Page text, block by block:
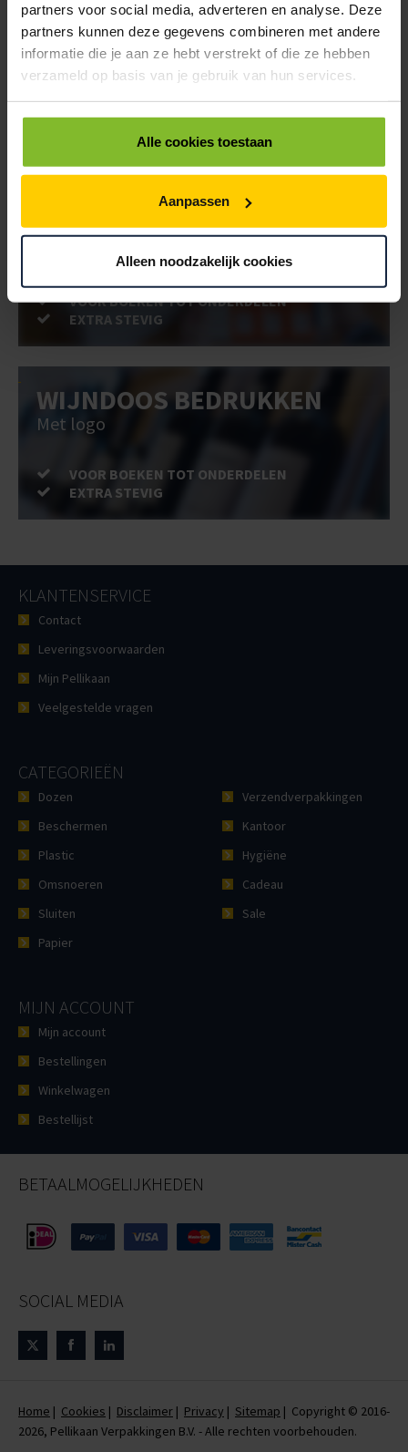
partners voor social media, adverteren en analyse. Deze
partners kunnen deze gegevens combineren met andere
informatie die je aan ze hebt verstrekt of die ze hebben
verzameld op basis van je gebruik van hun services.
Alle cookies toestaan
Aanpassen
Alleen noodzakelijk cookies
BRIEVENBUSDOOS
BEDRUKKEN
Post stevig verpakt
EXTRA STEVIG
DOOS BEDRUKKEN
Met logo of full-colour
VOOR BOEKEN TOT ONDERDELEN
EXTRA STEVIG
WIJNDOOS BEDRUKKEN
Met logo
VOOR BOEKEN TOT ONDERDELEN
EXTRA STEVIG
KLANTENSERVICE
Contact
Leveringsvoorwaarden
Mijn Pellikaan
Veelgestelde vragen
CATEGORIEËN
Dozen
Beschermen
Plastic
Omsnoeren
Sluiten
Papier
Verzendverpakkingen
Kantoor
Hygiëne
Cadeau
Sale
MIJN ACCOUNT
Mijn account
Bestellingen
Winkelwagen
Bestellijst
BETAALMOGELIJKHEDEN
SOCIAL MEDIA
Home | Cookies | Disclaimer | Privacy | Sitemap | Copyright © 2016-
2026, Pellikaan Verpakkingen B.V. - Alle rechten voorbehouden.